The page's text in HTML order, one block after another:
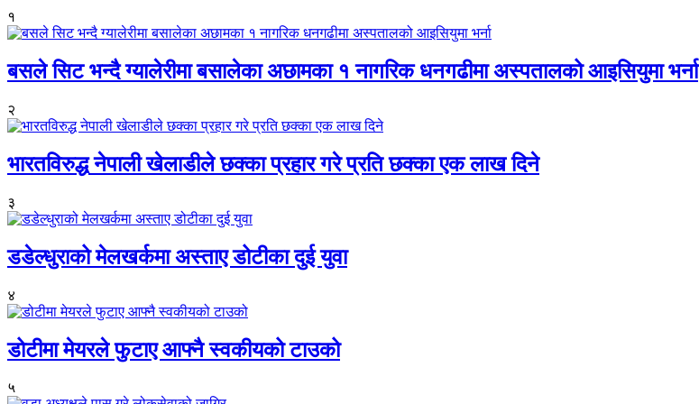
१
बसले सिट भन्दै ग्यालेरीमा बसालेका अछामका १ नागरिक धनगढीमा अस्पतालको आइसियुमा भर्ना
२
भारतविरुद्ध नेपाली खेलाडीले छक्का प्रहार गरे प्रति छक्का एक लाख दिने
३
डडेल्धुराको मेलखर्कमा अस्ताए डोटीका दुई युवा
४
डोटीमा मेयरले फुटाए आफ्नै स्वकीयको टाउको
५